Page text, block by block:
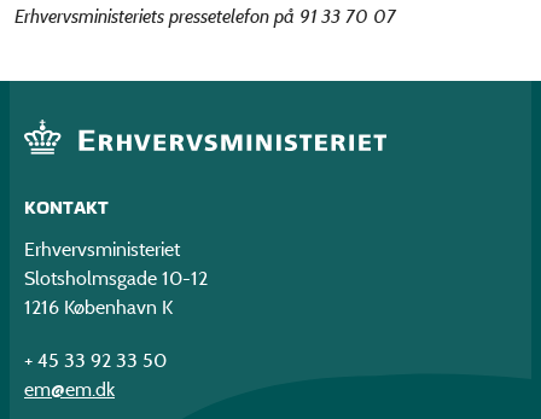
Erhvervsministeriets pressetelefon på 91 33 70 07
KONTAKT
Erhvervsministeriet
Slotsholmsgade 10-12
1216 København K
+ 45 33 92 33 50
em@em.dk